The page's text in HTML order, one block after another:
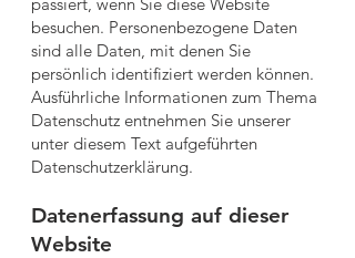
besuchen. Personenbezogene Daten
sind alle Daten, mit denen Sie
persönlich identifiziert werden können.
Ausführliche Informationen zum Thema
Datenschutz entnehmen Sie unserer
unter diesem Text aufgeführten
Datenschutzerklärung.
Datenerfassung auf dieser
Website